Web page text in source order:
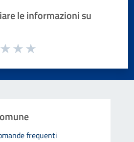
le informazioni su
pagina
frequenti